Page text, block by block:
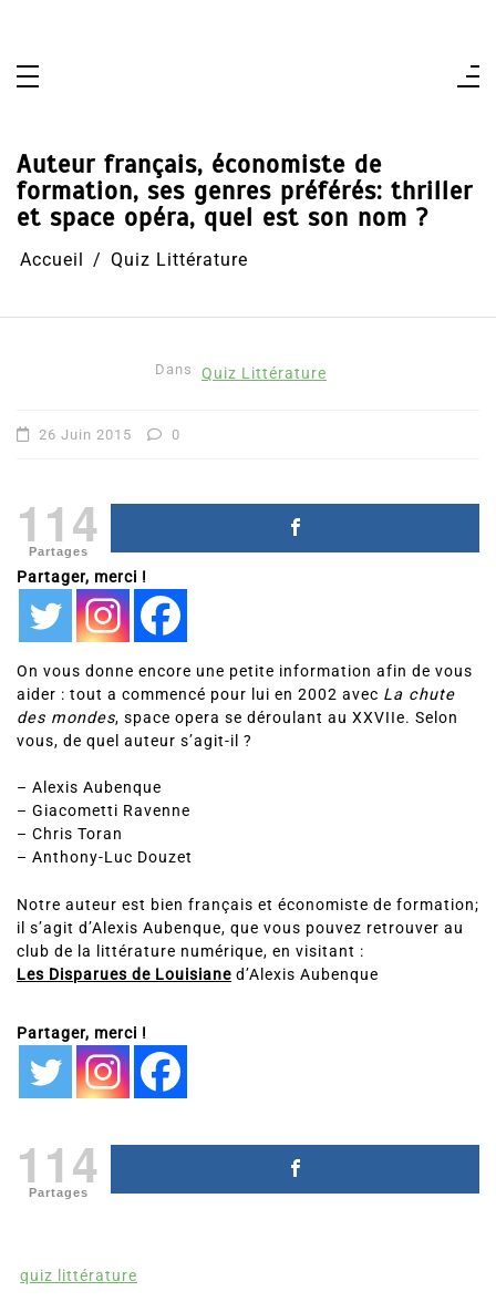
Auteur français, économiste de
formation, ses genres préférés: thriller
et space opéra, quel est son nom ?
Accueil Quiz Littérature
Dans Quiz Littérature
26 Juin 2015 0
114
Partages
Partager, merci !
On vous donne encore une petite information afin de vous
aider : tout a commencé pour lui en 2002 avec La chute
des mondes, space opera se déroulant au XXVIIe. Selon
vous, de quel auteur s’agit-il ?
– Alexis Aubenque
– Giacometti Ravenne
– Chris Toran
– Anthony-Luc Douzet
Notre auteur est bien français et économiste de formation;
il s’agit d’Alexis Aubenque, que vous pouvez retrouver au
club de la littérature numérique, en visitant :
Les Disparues de Louisiane d’Alexis Aubenque
Partager, merci !
114
Partages
quiz littérature